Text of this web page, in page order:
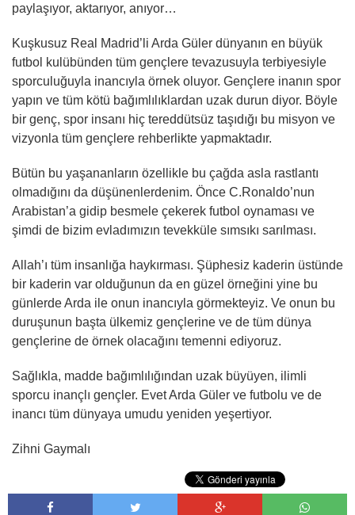
paylaşıyor, aktarıyor, anıyor…
Kuşkusuz Real Madrid’li Arda Güler dünyanın en büyük
futbol kulübünden tüm gençlere tevazusuyla terbiyesiyle
sporculuğuyla inancıyla örnek oluyor. Gençlere inanın spor
yapın ve tüm kötü bağımlılıklardan uzak durun diyor. Böyle
bir genç, spor insanı hiç tereddütsüz taşıdığı bu misyon ve
vizyonla tüm gençlere rehberlikte yapmaktadır.
Bütün bu yaşananların özellikle bu çağda asla rastlantı
olmadığını da düşünenlerdenim. Önce C.Ronaldo’nun
Arabistan’a gidip besmele çekerek futbol oynaması ve
şimdi de bizim evladımızın tevekküle sımsıkı sarılması.
Allah’ı tüm insanlığa haykırması. Şüphesiz kaderin üstünde
bir kaderin var olduğunun da en güzel örneğini yine bu
günlerde Arda ile onun inancıyla görmekteyiz. Ve onun bu
duruşunun başta ülkemiz gençlerine ve de tüm dünya
gençlerine de örnek olacağını temenni ediyoruz.
Sağlıkla, madde bağımlılığından uzak büyüyen, ilimli
sporcu inançlı gençler. Evet Arda Güler ve futbolu ve de
inancı tüm dünyaya umudu yeniden yeşertiyor.
Zihni Gaymalı